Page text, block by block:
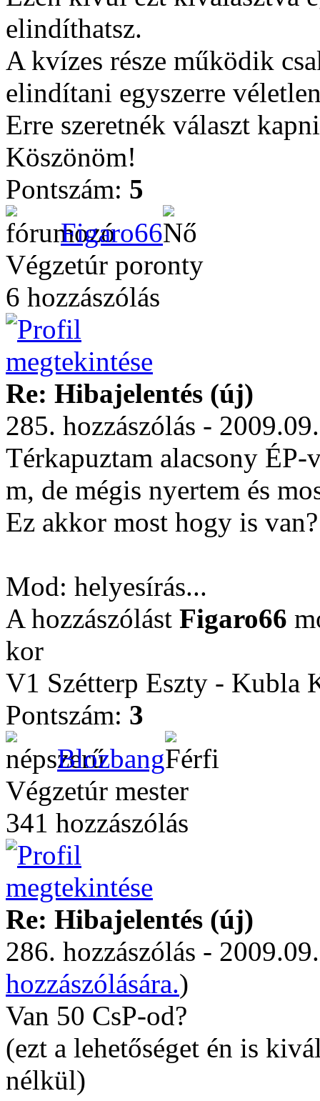
elindíthatsz.
A kvízes része működik
elindítani egyszerre
Erre szeretnék választ
Köszönöm!
Pontszám: 5
Figaro66
Végzetúr poronty
6 hozzászólás
Re: Hibajelentés (új)
285. hozzászólás -
Térkapuztam alacsony ÉP-
m, de mégis nyertem és
Ez akkor most hogy is
Mod: helyesírás...
A hozzászólást Figaro66
kor
V1 Szétterp Eszty - Kubla
Pontszám: 3
Blozbang
Végzetúr mester
341 hozzászólás
Re: Hibajelentés (új)
286. hozzászólás -
hozzászólására.)
Van 50 CsP-od?
(ezt a lehetőséget én is
nélkül)